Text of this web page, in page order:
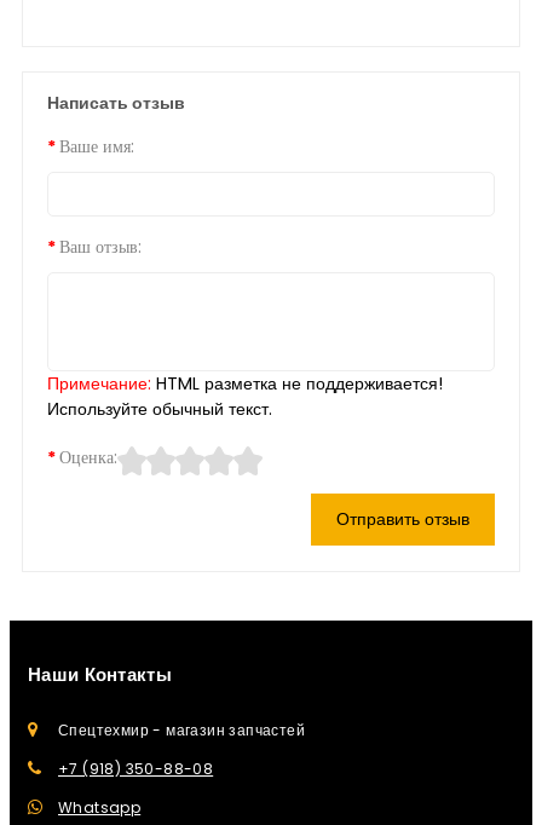
Написать отзыв
Ваше имя:
Ваш отзыв:
Примечание: HTML разметка не поддерживается!
Используйте обычный текст.
Оценка:
Отправить отзыв
Наши Контакты
Спецтехмир - магазин запчастей
+7 (918) 350-88-08
Whatsapp